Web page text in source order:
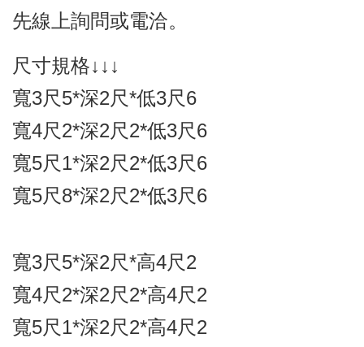
先線上詢問或電洽。
尺寸規格↓↓↓
寬3尺5*深2尺*低3尺6
寬4尺2*深2尺2*低3尺6
寬5尺1*深2尺2*低3尺6
寬5尺8*深2尺2*低3尺6
寬3尺5*深2尺*高4尺2
寬4尺2*深2尺2*高4尺2
寬5尺1*深2尺2*高4尺2